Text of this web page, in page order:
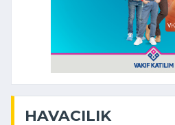
HAVACILIK